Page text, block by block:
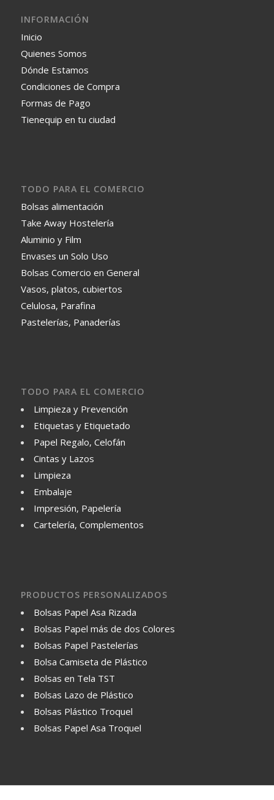
INFORMACIÓN
Inicio
Quienes Somos
Dónde Estamos
Condiciones de Compra
Formas de Pago
Tienequip en tu ciudad
TODO PARA EL COMERCIO
Bolsas alimentación
Take Away Hostelería
Aluminio y Film
Envases un Solo Uso
Bolsas Comercio en General
Vasos, platos, cubiertos
Celulosa, Parafina
Pastelerías, Panaderías
TODO PARA EL COMERCIO
Limpieza y Prevención
Etiquetas y Etiquetado
Papel Regalo, Celofán
Cintas y Lazos
Limpieza
Embalaje
Impresión, Papelería
Cartelería, Complementos
PRODUCTOS PERSONALIZADOS
Bolsas Papel Asa Rizada
Bolsas Papel más de dos Colores
Bolsas Papel Pastelerías
Bolsa Camiseta de Plástico
Bolsas en Tela TST
Bolsas Lazo de Plástico
Bolsas Plástico Troquel
Bolsas Papel Asa Troquel